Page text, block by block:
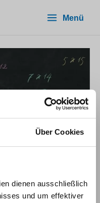
Über Cookies
dienen ausschließlich
und um effektiver
Menü